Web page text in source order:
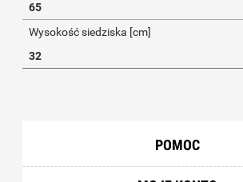
65
Wysokość siedziska [cm]
32
POMOC